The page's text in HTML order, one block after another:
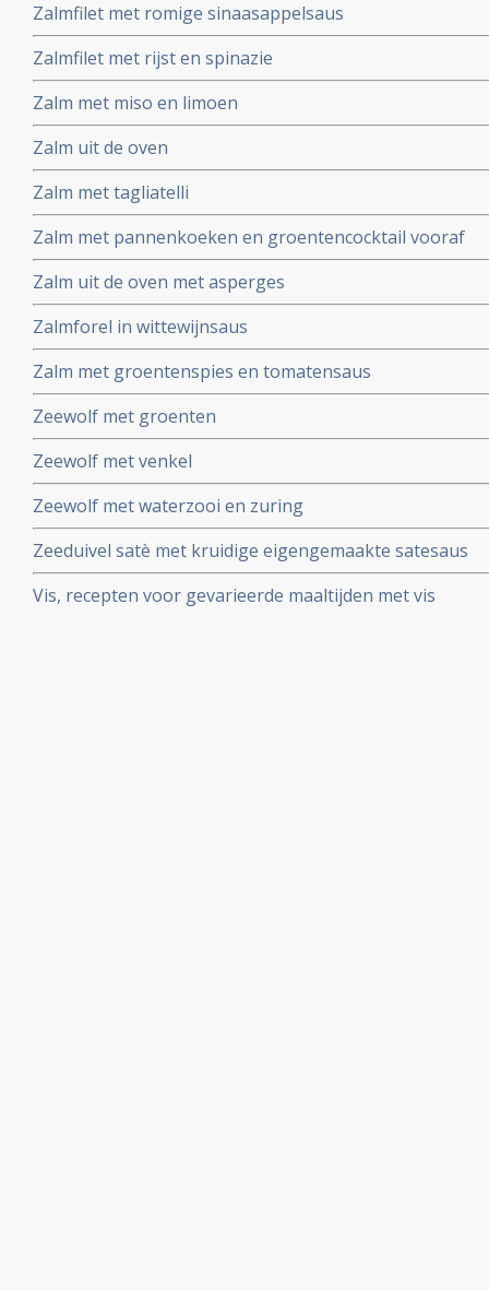
Zalmfilet met romige sinaasappelsaus
Zalmfilet met rijst en spinazie
Zalm met miso en limoen
Zalm uit de oven
Zalm met tagliatelli
Zalm met pannenkoeken en groentencocktail vooraf
Zalm uit de oven met asperges
Zalmforel in wittewijnsaus
Zalm met groentenspies en tomatensaus
Zeewolf met groenten
Zeewolf met venkel
Zeewolf met waterzooi en zuring
Zeeduivel satè met kruidige eigengemaakte satesaus
Vis, recepten voor gevarieerde maaltijden met vis